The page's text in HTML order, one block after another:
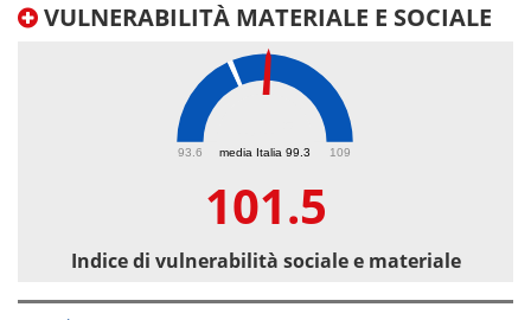
VULNERABILITÀ MATERIALE E SOCIALE
media Italia 99.3
93.6 109
101.5
Indice di vulnerabilità sociale e materiale